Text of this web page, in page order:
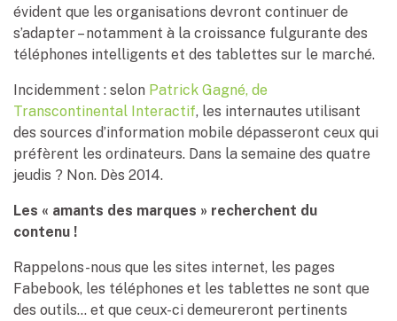
évident que les organisations devront continuer de
s’adapter – notamment à la croissance fulgurante des
téléphones intelligents et des tablettes sur le marché.
Incidemment : selon Patrick Gagné, de
Transcontinental Interactif, les internautes utilisant
des sources d’information mobile dépasseront ceux qui
préfèrent les ordinateurs. Dans la semaine des quatre
jeudis ? Non. Dès 2014.
Les « amants des marques » recherchent du
contenu !
Rappelons-nous que les sites internet, les pages
Fabebook, les téléphones et les tablettes ne sont que
des outils… et que ceux-ci demeureront pertinents